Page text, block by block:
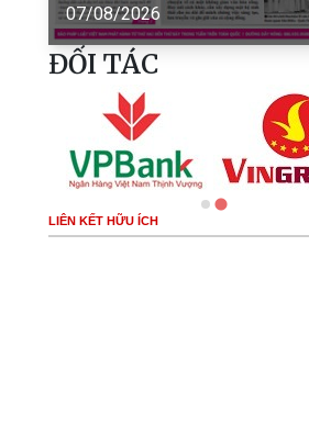
07/08/2026
ĐỐI TÁC
LIÊN KẾT HỮU ÍCH